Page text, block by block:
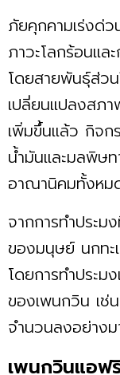
ภัยคุกคามเร่งด่
ภาวะโลกร้อนแล
โดยสายพันธุ์ส่ว
เปลี่ยนแปลงสภ
เพิ่มขึ้นแล้ว กิจก
น้ำมันและมลพิษ
อาณานิคมทั้งหม
จากการทำประม
ของมนุษย์ นกทะ
โดยการทำประม
ของเพนกวิน เช่
จำนวนลงอย่าง
เพนกวินแอฟ